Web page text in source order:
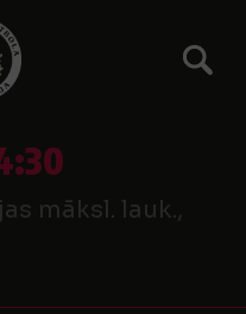
māksl. lauk.,